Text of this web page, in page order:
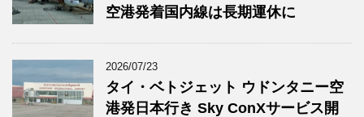
空港発着国内線は長期運休に
2026/07/23
タイ・ベトジェット ウドンタニー空
港発日本行き Sky ConXサービス開